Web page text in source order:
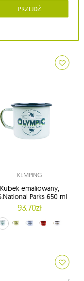
PRZEJDŹ
KEMPING
Kubek emaliowany,
Parks 650 ml
93.70zł
(0Olympic)
(Acadia)
niebieski (Everglades)
Czerwony (Grand Canyon)
ecru (Yellowstone)